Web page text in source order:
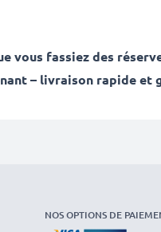
vous fassiez des
– livraison rapide et
NOS OPTIONS DE